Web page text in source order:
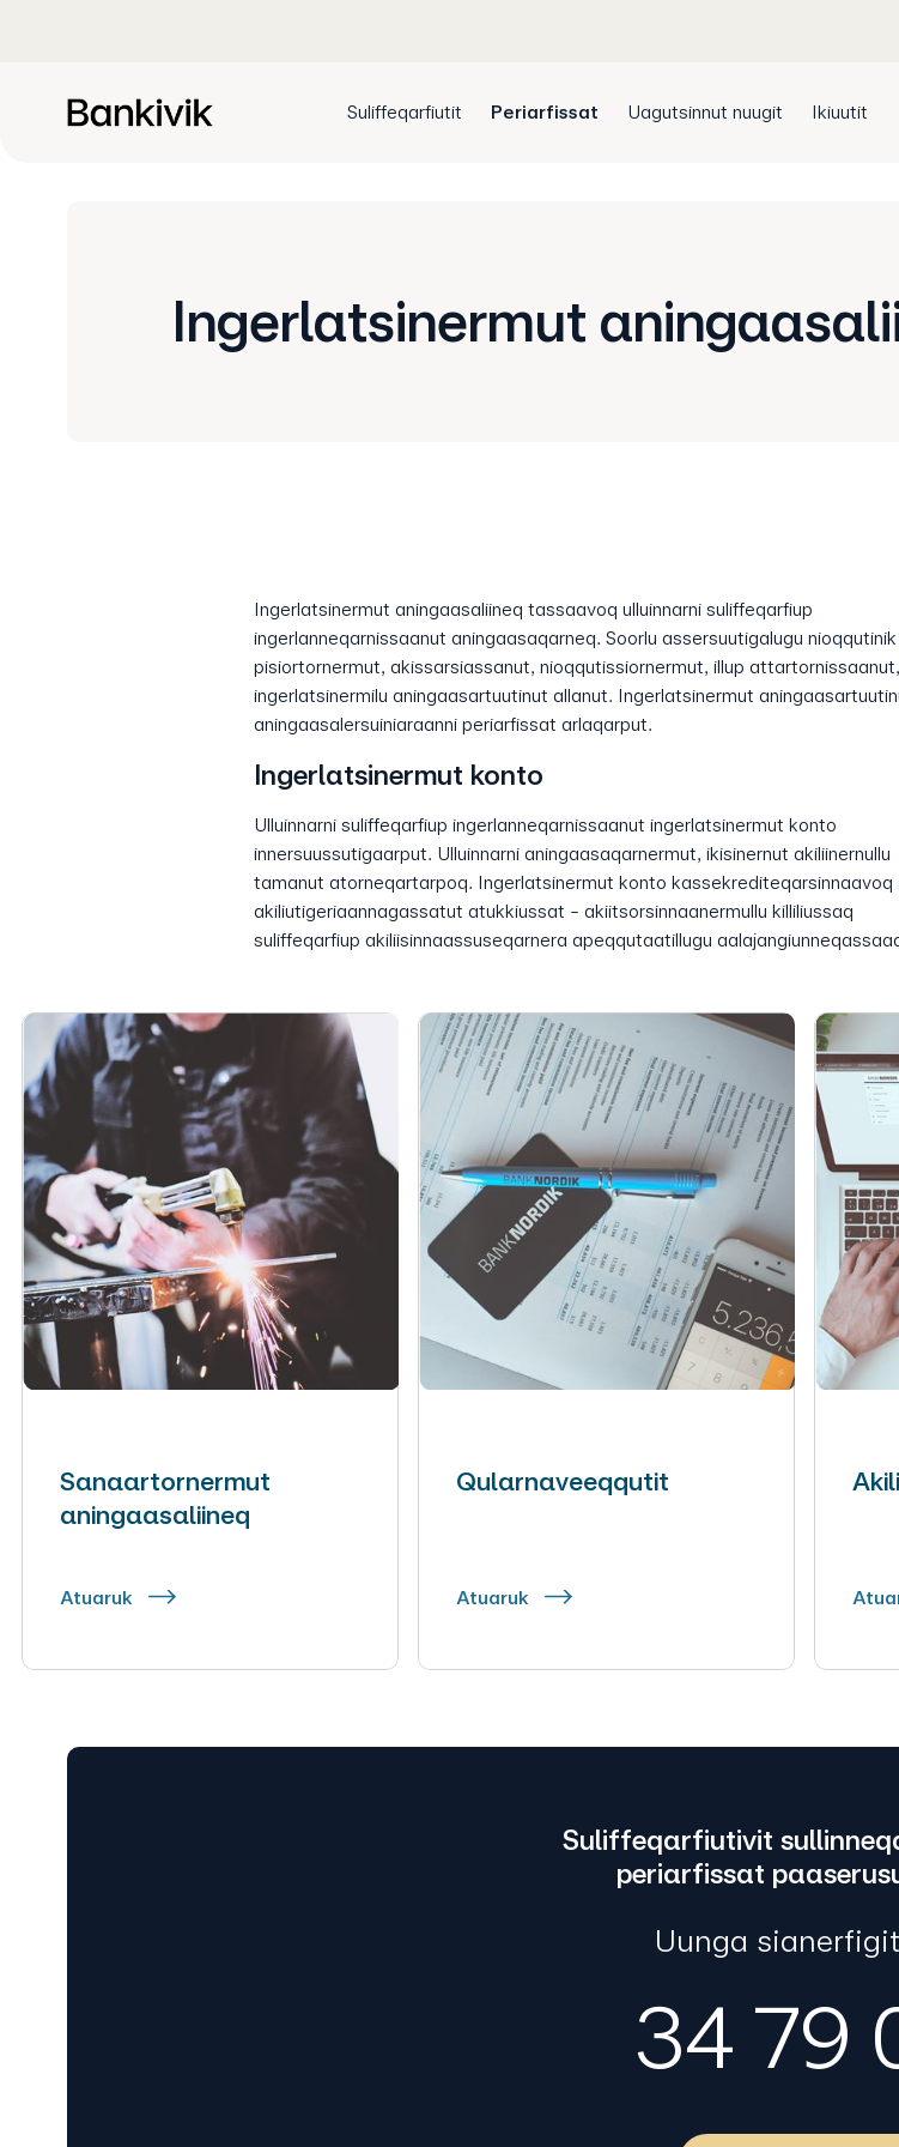
Suliffeqarfiutit Periarfissat Uagutsinnut nuugit Ikiuutit
Ingerlatsinermut
Ingerlatsinermut aningaasaliineq tassaavoq ulluinnarni suliffeqarfiup
ingerlanneqarnissaanut aningaasaqarneq. Soorlu assersuutigalugu nioqqutinik
pisiortornermut, akissarsiassanut, nioqqutissiornermut, illup attartornissaanut,
ingerlatsinermilu aningaasartuutinut allanut. Ingerlatsinermut
aningaasalersuiniaraanni periarfissat arlaqarput.
Ingerlatsinermut konto
Ulluinnarni suliffeqarfiup ingerlanneqarnissaanut ingerlatsinermut konto
innersuussutigaarput. Ulluinnarni aningaasaqarnermut, ikisinernut akiliinernullu
tamanut atorneqartarpoq. Ingerlatsinermut konto kassekrediteqarsinnaavoq
akiliutigeriaannagassatut atukkiussat - akiitsorsinnaanermullu killiliussaq
suliffeqarfiup akiliisinnaassuseqarnera apeqqutaatillugu
Sanaartornermut
aningaasaliineq
Atuaruk
Qularnaveeqqutit
Atuaruk
Suliffeqarfiutivit
periarfissat
Uunga
34 79